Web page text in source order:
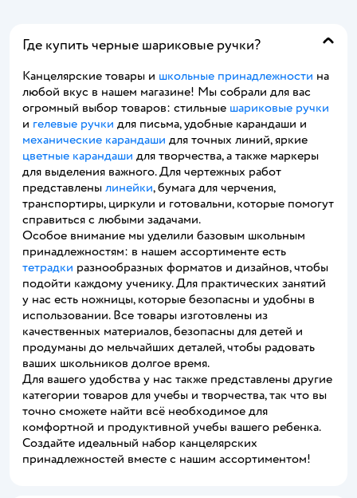
Где купить черные шариковые ручки?
Канцелярские товары и школьные принадлежности на
любой вкус в нашем магазине! Мы собрали для вас
огромный выбор товаров: стильные шариковые ручки
и гелевые ручки для письма, удобные карандаши и
механические карандаши для точных линий, яркие
цветные карандаши для творчества, а также маркеры
для выделения важного. Для чертежных работ
представлены линейки, бумага для черчения,
транспортиры, циркули и готовальни, которые помогут
справиться с любыми задачами.
Особое внимание мы уделили базовым школьным
принадлежностям: в нашем ассортименте есть
тетрадки разнообразных форматов и дизайнов, чтобы
подойти каждому ученику. Для практических занятий
у нас есть ножницы, которые безопасны и удобны в
использовании. Все товары изготовлены из
качественных материалов, безопасны для детей и
продуманы до мельчайших деталей, чтобы радовать
ваших школьников долгое время.
Для вашего удобства у нас также представлены другие
категории товаров для учебы и творчества, так что вы
точно сможете найти всё необходимое для
комфортной и продуктивной учебы вашего ребенка.
Создайте идеальный набор канцелярских
принадлежностей вместе с нашим ассортиментом!